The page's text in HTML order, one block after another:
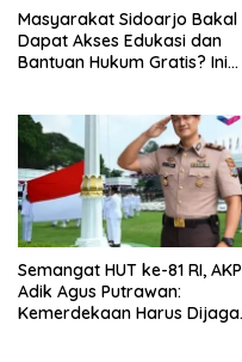
Masyarakat Sidoarjo Bakal
Dapat Akses Edukasi dan
Bantuan Hukum Gratis? Ini
Semangat HUT ke-81 RI, AKP
Adik Agus Putrawan:
Kemerdekaan Harus Dijaga